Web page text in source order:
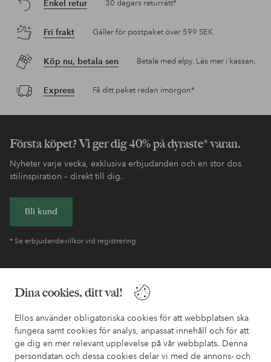
Dina cookies, ditt val!
Ellos använder obligatoriska cookies för att webbplatsen ska
fungera samt cookies för analys, anpassat innehåll och för att
ge dig en mer relevant upplevelse på vår webbplats. Denna
persondatan och dessa cookies delar vi med de annons- och
Enkel retur 30 dagars returrätt*
Fri frakt Gäller för postpaket över 599 SEK
Köp nu, betala sen Betala med elpy. Läs mer i kassan.
Express Få ditt paket redan imorgon*
Första köpet? Vi ger dig 40% på dyraste* varan.
Nyheter varje vecka, exklusiva erbjudanden och en stor dos
stilinspiration – direkt till dig.
Bli kund
* Se erbjudandevillkor vid registrering
också information om hur du enklast kontaktar oss.
Kundservice Beställning Betalsätt